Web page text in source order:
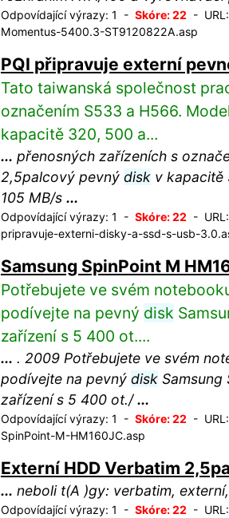
Odpovídající výrazy: 1 - Skóre: 22- URL:
Momentus-5400.3-ST9120822A.asp
PQI připravuje externí
Tato taiwanská společnost
označením S533 a H566.
kapacitě 320, 500 a...
... přenosných zařízeních s
2,5palcový pevný diskv kapacitě
105 MB/s ...
Odpovídající výrazy: 1 - Skóre: 22- URL:
pripravuje-externi-disky-a-ssd-s-usb-
Samsung SpinPoint M
Potřebujete ve svém
podívejte na pevný disk
zařízení s 5 400 ot....
... . 2009 Potřebujete ve svém
podívejte na pevný diskSamsung
zařízení s 5 400 ot./...
Odpovídající výrazy: 1 - Skóre: 22- URL:
SpinPoint-M-HM160JC.asp
Externí HDD Verbatim
... neboli t(A )gy: verbatim,
Odpovídající výrazy: 1 - Skóre: 22- URL: